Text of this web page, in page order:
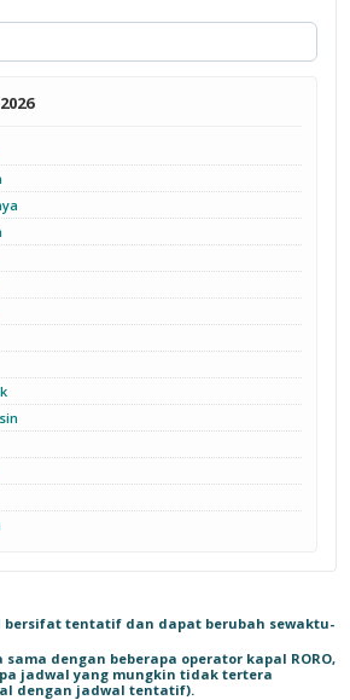
bersifat tentatif dan dapat berubah sewaktu-
sama dengan beberapa operator kapal RORO,
jadwal yang mungkin tidak tertera
dengan jadwal tentatif).